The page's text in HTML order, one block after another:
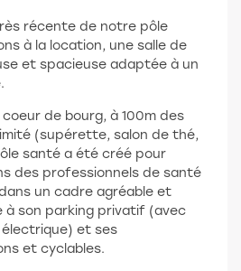
récente de notre pôle
à la location, une salle de
et spacieuse adaptée à un
de bourg, à 100m des
(supérette, salon de thé,
santé a été créé pour
des professionnels de santé
un cadre agréable et
à son parking privatif (avec
et ses
et cyclables.